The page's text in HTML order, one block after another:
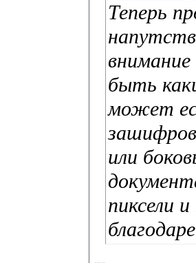
Теперь
быть
может
или
пиксели